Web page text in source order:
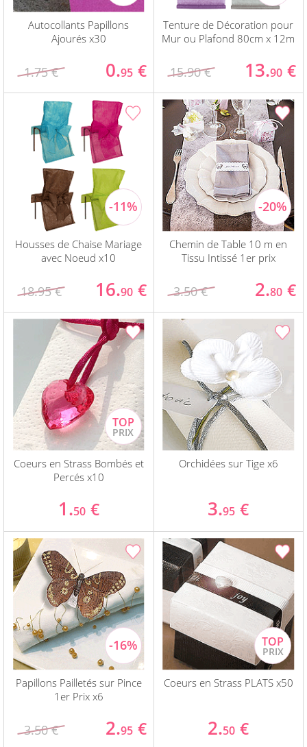
Autocollants Papillons
Ajourés x30
1.75 € 0.95 €
Tenture de Décoration pour
Mur ou Plafond 80cm x 12m
15.90 € 13.90 €
Housses de Chaise Mariage
avec Noeud x10
18.95 € 16.90 €
Chemin de Table 10 m en
Tissu Intissé 1er prix
3.50 € 2.80 €
Coeurs en Strass Bombés et
Percés x10
1.50 €
Orchidées sur Tige x6
3.95 €
Papillons Pailletés sur Pince
1er Prix x6
3.50 € 2.95 €
Coeurs en Strass PLATS x50
2.50 €